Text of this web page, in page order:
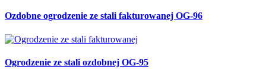
Ozdobne ogrodzenie ze stali fakturowanej OG-96
Ogrodzenie ze stali ozdobnej OG-95